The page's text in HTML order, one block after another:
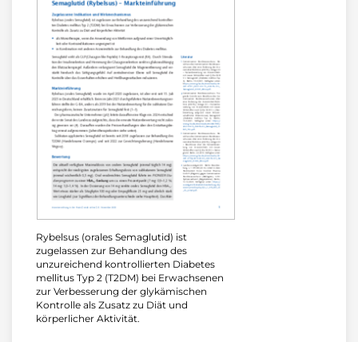
Rybelsus (orales Semaglutid) ist
zugelassen zur Behandlung des
unzureichend kontrollierten Diabetes
mellitus Typ 2 (T2DM) bei Erwachsenen
zur Verbesserung der glykämischen
Kontrolle als Zusatz zu Diät und
körperlicher Aktivität.